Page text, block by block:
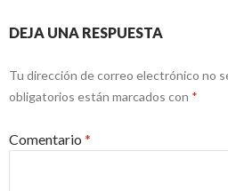
DEJA UNA RESPUESTA
Tu dirección de correo electrónico no
obligatorios están marcados con *
Comentario *